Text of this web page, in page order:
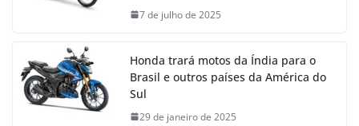
7 de julho de 2025
Honda trará motos da Índia para o
Brasil e outros países da América do
Sul
29 de janeiro de 2025